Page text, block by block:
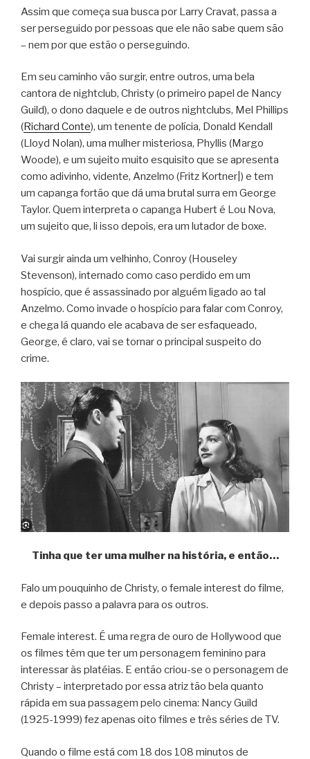
Assim que começa sua busca por Larry Cravat, passa a
ser perseguido por pessoas que ele não sabe quem são
– nem por que estão o perseguindo.
Em seu caminho vão surgir, entre outros, uma bela
cantora de nightclub, Christy (o primeiro papel de Nancy
Guild), o dono daquele e de outros nightclubs, Mel Phillips
(Richard Conte), um tenente de polícia, Donald Kendall
(Lloyd Nolan), uma mulher misteriosa, Phyllis (Margo
Woode), e um sujeito muito esquisito que se apresenta
como adivinho, vidente, Anzelmo (Fritz Kortner|) e tem
um capanga fortão que dá uma brutal surra em George
Taylor. Quem interpreta o capanga Hubert é Lou Nova,
um sujeito que, li isso depois, era um lutador de boxe.
Vai surgir ainda um velhinho, Conroy (Houseley
Stevenson), internado como caso perdido em um
hospício, que é assassinado por alguém ligado ao tal
Anzelmo. Como invade o hospício para falar com Conroy,
e chega lá quando ele acabava de ser esfaqueado,
George, é claro, vai se tornar o principal suspeito do
crime.
Tinha que ter uma mulher na história, e então…
Falo um pouquinho de Christy, o female interest do filme,
e depois passo a palavra para os outros.
Female interest. É uma regra de ouro de Hollywood que
os filmes têm que ter um personagem feminino para
interessar às platéias. E então criou-se o personagem de
Christy – interpretado por essa atriz tão bela quanto
rápida em sua passagem pelo cinema: Nancy Guild
(1925-1999) fez apenas oito filmes e três séries de TV.
Quando o filme está com 18 dos 108 minutos de